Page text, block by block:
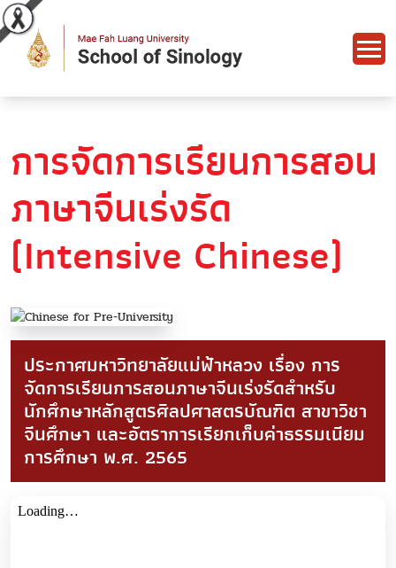
การจัดการเรียนการสอน
ภาษาจีนเร่งรัด
(Intensive Chinese)
ประกาศมหาวิทยาลัยแม่ฟ้าหลวง เรื่อง การ
จัดการเรียนการสอนภาษาจีนเร่งรัดสำหรับ
นักศึกษาหลักสูตรศิลปศาสตรบัณฑิต สาขาวิชา
จีนศึกษา และอัตราการเรียกเก็บค่าธรรมเนียม
การศึกษา พ.ศ. 2565